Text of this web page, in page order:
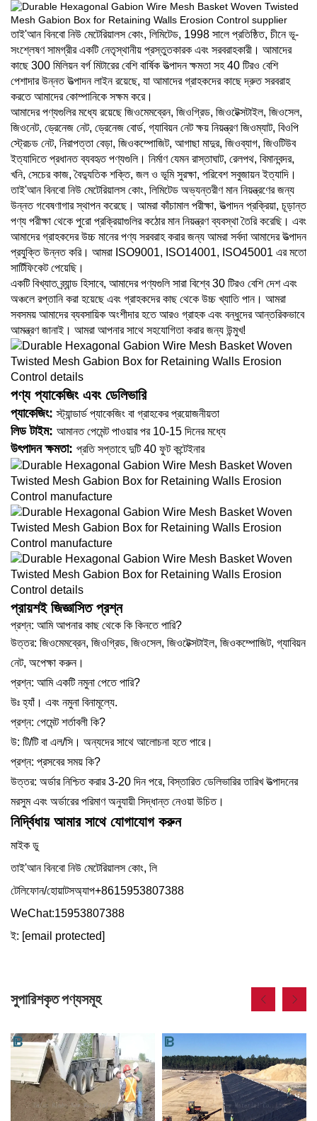
তাই'আন বিনবো নিউ মেটেরিয়ালস কোং, লিমিটেড, 1998 সালে প্রতিষ্ঠিত, চীনে ভূ-
সংশ্লেষণ সামগ্রীর একটি নেতৃস্থানীয় প্রস্তুতকারক এবং সরবরাহকারী। আমাদের
কাছে 300 মিলিয়ন বর্গ মিটারের বেশি বার্ষিক উত্পাদন ক্ষমতা সহ 40 টিরও বেশি
পেশাদার উন্নত উত্পাদন লাইন রয়েছে, যা আমাদের গ্রাহকদের কাছে দ্রুত সরবরাহ
করতে আমাদের কোম্পানিকে সক্ষম করে।
আমাদের পণ্যগুলির মধ্যে রয়েছে জিওমেমব্রেন, জিওগ্রিড, জিওটেক্সটাইল, জিওসেল,
জিওনেট, ড্রেনেজ নেট, ড্রেনেজ বোর্ড, গ্যাবিয়ন নেট ক্ষয় নিয়ন্ত্রণ জিওম্যাট, বিওপি
স্ট্রেচড নেট, নিরাপত্তা বেড়া, জিওকম্পোজিট, আগাছা মাদুর, জিওব্যাগ, জিওটিউব
ইত্যাদিতে প্রধানত ব্যবহৃত পণ্যগুলি। নির্মাণ যেমন রাস্তাঘাট, রেলপথ, বিমানবন্দর,
খনি, সেচের কাজ, বৈদ্যুতিক শক্তি, জল ও ভূমি সুরক্ষা, পরিবেশ সবুজায়ন ইত্যাদি।
তাই'আন বিনবো নিউ মেটেরিয়ালস কোং, লিমিটেড অভ্যন্তরীণ মান নিয়ন্ত্রণের জন্য
উন্নত গবেষণাগার স্থাপন করেছে। আমরা কাঁচামাল পরীক্ষা, উত্পাদন প্রক্রিয়া, চূড়ান্ত
পণ্য পরীক্ষা থেকে পুরো প্রক্রিয়াগুলির কঠোর মান নিয়ন্ত্রণ ব্যবস্থা তৈরি করেছি। এবং
আমাদের গ্রাহকদের উচ্চ মানের পণ্য সরবরাহ করার জন্য আমরা সর্বদা আমাদের উত্পাদন
প্রযুক্তি উন্নত করি। আমরা ISO9001, ISO14001, ISO45001 এর মতো
সার্টিফিকেট পেয়েছি।
একটি বিখ্যাত ব্র্যান্ড হিসাবে, আমাদের পণ্যগুলি সারা বিশ্বে 30 টিরও বেশি দেশ এবং
অঞ্চলে রপ্তানি করা হয়েছে এবং গ্রাহকদের কাছ থেকে উচ্চ খ্যাতি পান। আমরা
সবসময় আমাদের ব্যবসায়িক অংশীদার হতে আরও গ্রাহক এবং বন্ধুদের আন্তরিকভাবে
আমন্ত্রণ জানাই। আমরা আপনার সাথে সহযোগিতা করার জন্য উন্মুখ!
পণ্য প্যাকেজিং এবং ডেলিভারি
প্যাকেজিং:স্ট্যান্ডার্ড প্যাকেজিং বা গ্রাহকের প্রয়োজনীয়তা
লিড টাইম: আমানত পেমেন্ট পাওয়ার পর 10-15 দিনের মধ্যে
উৎপাদন ক্ষমতা: প্রতি সপ্তাহে দুটি 40 ফুট কন্টেইনার
প্রায়শই জিজ্ঞাসিত প্রশ্ন
প্রশ্ন: আমি আপনার কাছ থেকে কি কিনতে পারি?
উত্তর: জিওমেমব্রেন, জিওগ্রিড, জিওসেল, জিওটেক্সটাইল, জিওকম্পোজিট, গ্যাবিয়ন
নেট, অপেক্ষা করুন।
প্রশ্ন: আমি একটি নমুনা পেতে পারি?
উঃ হ্যাঁ। এবং নমুনা বিনামূল্যে.
প্রশ্ন: পেমেন্ট শর্তাবলী কি?
উ: টি/টি বা এল/সি। অন্যদের সাথে আলোচনা হতে পারে।
প্রশ্ন: প্রসবের সময় কি?
উত্তর: অর্ডার নিশ্চিত করার 3-20 দিন পরে, বিস্তারিত ডেলিভারির তারিখ উত্পাদনের
মরসুম এবং অর্ডারের পরিমাণ অনুযায়ী সিদ্ধান্ত নেওয়া উচিত।
নির্দ্বিধায় আমার সাথে যোগাযোগ করুন
মাইক ডু
তাই'আন বিনবো নিউ মেটেরিয়ালস কোং, লি
টেলিফোন/হোয়াটসঅ্যাপ+8615953807388
WeChat:15953807388
ই: [email protected]
সুপারিশকৃত পণ্যসমূহ